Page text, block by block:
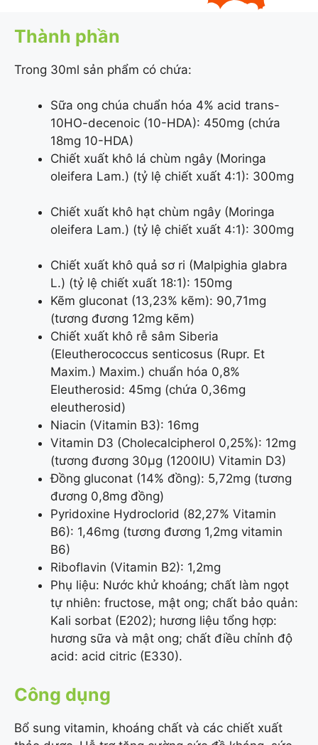
Thành phần
Trong 30ml sản phẩm có chứa:
Sữa ong chúa chuẩn hóa 4% acid trans-
10HO-decenoic (10-HDA): 450mg (chứa
18mg 10-HDA)
Chiết xuất khô lá chùm ngây (Moringa
oleifera Lam.) (tỷ lệ chiết xuất 4:1): 300mg
Chiết xuất khô hạt chùm ngây (Moringa
oleifera Lam.) (tỷ lệ chiết xuất 4:1): 300mg
Chiết xuất khô quả sơ ri (Malpighia glabra
L.) (tỷ lệ chiết xuất 18:1): 150mg
Kẽm gluconat (13,23% kẽm): 90,71mg
(tương đương 12mg kẽm)
Chiết xuất khô rễ sâm Siberia
(Eleutherococcus senticosus (Rupr. Et
Maxim.) Maxim.) chuẩn hóa 0,8%
Eleutherosid: 45mg (chứa 0,36mg
eleutherosid)
Niacin (Vitamin B3): 16mg
Vitamin D3 (Cholecalcipherol 0,25%): 12mg
(tương đương 30µg (1200IU) Vitamin D3)
Đồng gluconat (14% đồng): 5,72mg (tương
đương 0,8mg đồng)
Pyridoxine Hydroclorid (82,27% Vitamin
B6): 1,46mg (tương đương 1,2mg vitamin
B6)
Riboflavin (Vitamin B2): 1,2mg
Phụ liệu: Nước khử khoáng; chất làm ngọt
tự nhiên: fructose, mật ong; chất bảo quản:
Kali sorbat (E202); hương liệu tổng hợp:
hương sữa và mật ong; chất điều chỉnh độ
acid: acid citric (E330).
Công dụng
Bổ sung vitamin, khoáng chất và các chiết xuất